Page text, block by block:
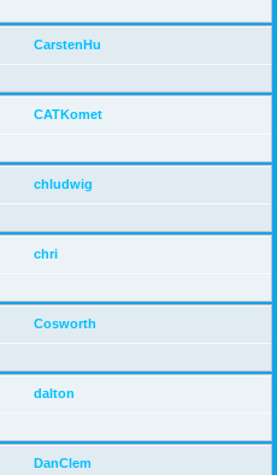
CarstenHu
CATKomet
chludwig
chri
Cosworth
dalton
DanClem